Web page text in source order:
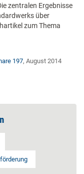
zentralen Ergebnisse
über
zum Thema
197, August 2014